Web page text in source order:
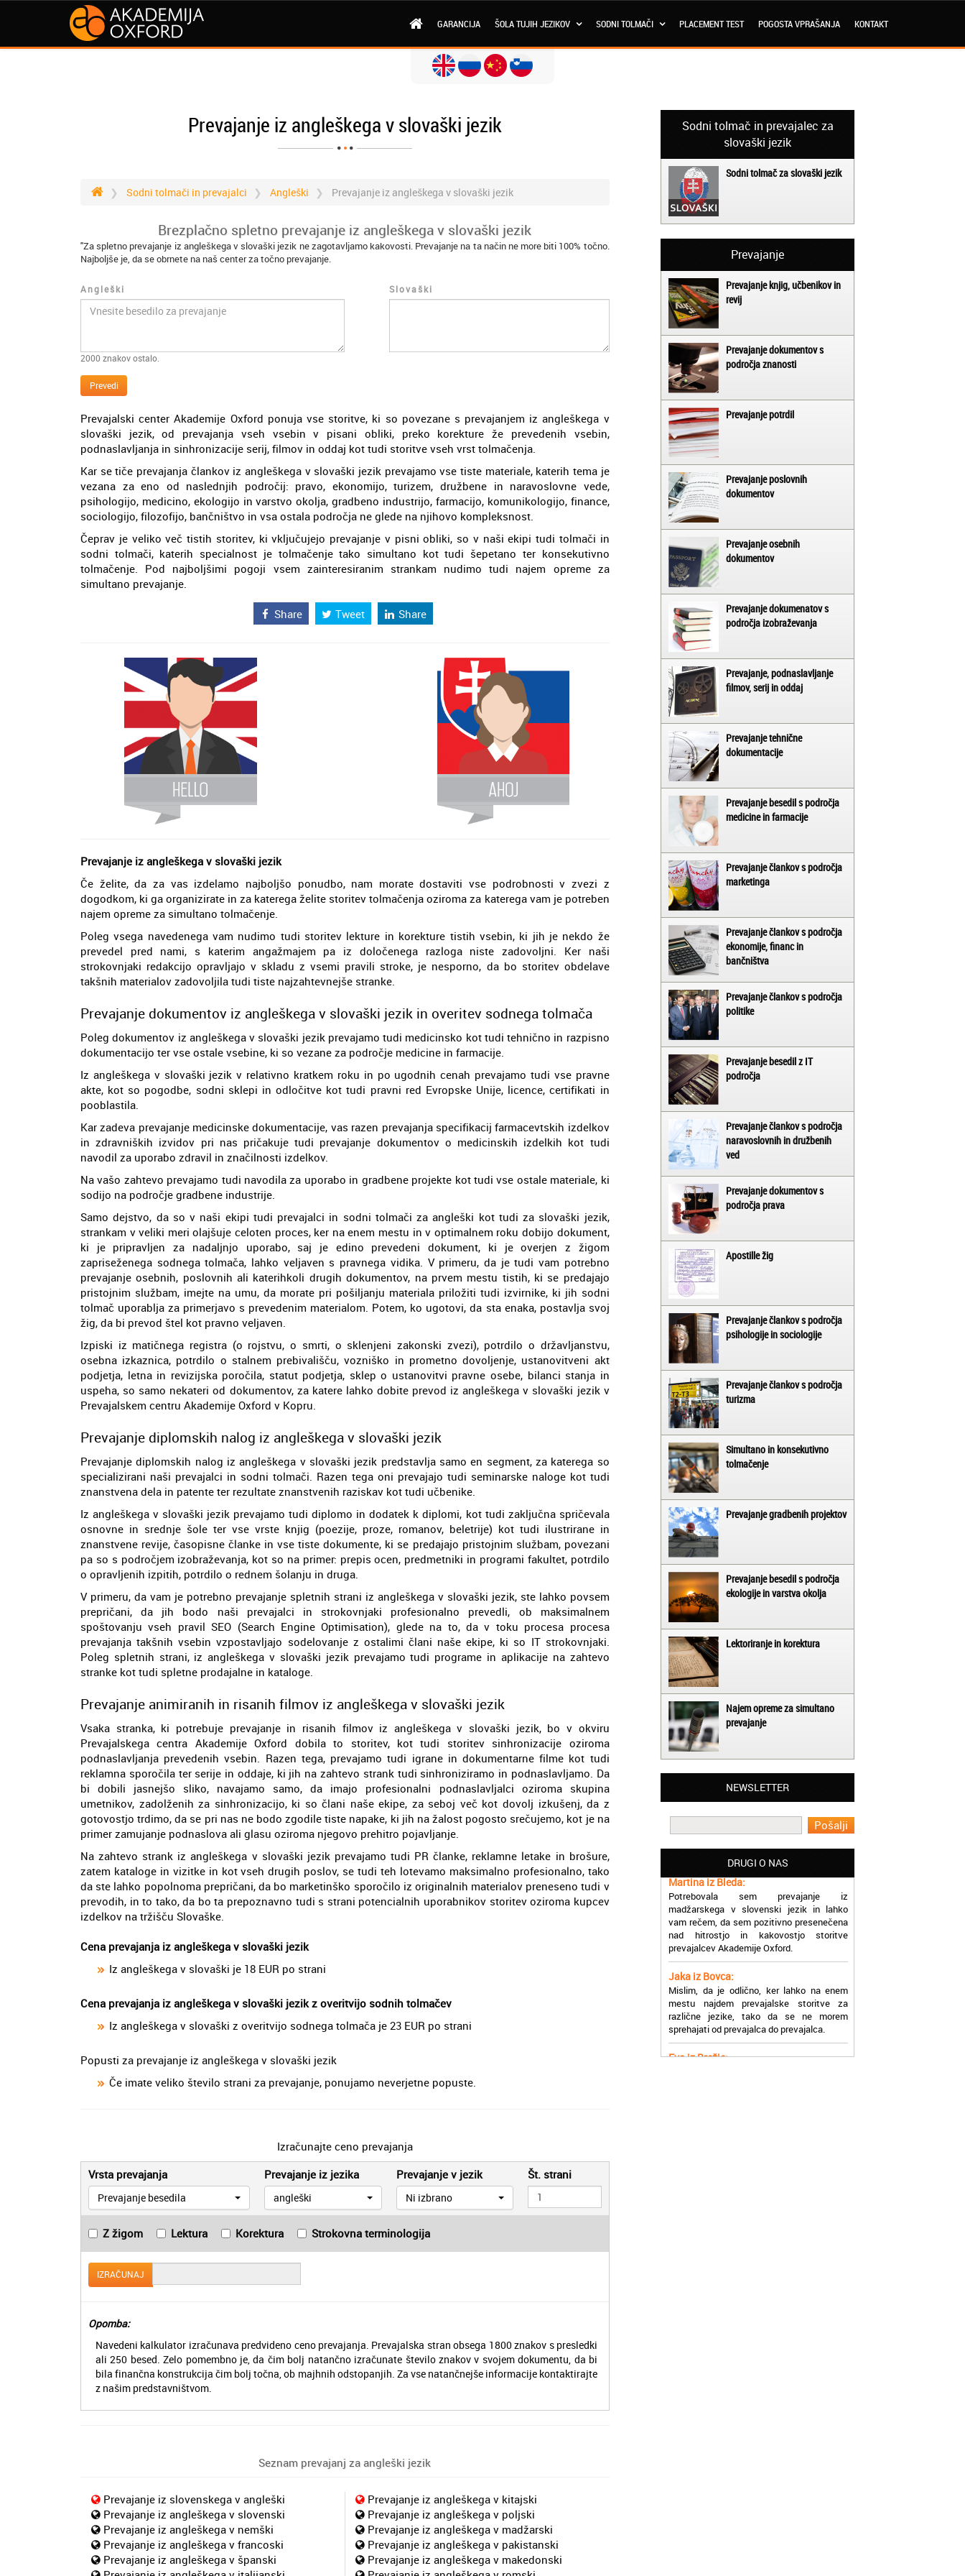
GARANCIJA ŠOLA TUJIH JEZIKOV SODNI TOLMAČI PLACEMENT TEST POGOSTA VPRAŠANJA KONTAKT
Prevajanje iz angleškega v slovaški jezik
Sodni tolmači in prevajalci Angleški Prevajanje iz angleškega v slovaški jezik
Brezplačno spletno prevajanje iz angleškega v slovaški jezik
"Za spletno prevajanje iz angleškega v slovaški jezik ne zagotavljamo kakovosti. Prevajanje na ta način ne more biti 100% točno.
Najboljše je, da se obrnete na naš center za točno prevajanje.
Angleški
2000 znakov ostalo.
Slovaški
Prevedi
Prevajalski center Akademije Oxford ponuja vse storitve, ki so povezane s prevajanjem iz angleškega v
slovaški jezik, od prevajanja vseh vsebin v pisani obliki, preko korekture že prevedenih vsebin,
podnaslavljanja in sinhronizacije serij, filmov in oddaj kot tudi storitve vseh vrst tolmačenja.
Kar se tiče prevajanja člankov iz angleškega v slovaški jezik prevajamo vse tiste materiale, katerih tema je
vezana za eno od naslednjih področij: pravo, ekonomijo, turizem, družbene in naravoslovne vede,
psihologijo, medicino, ekologijo in varstvo okolja, gradbeno industrijo, farmacijo, komunikologijo, finance,
sociologijo, filozofijo, bančništvo in vsa ostala področja ne glede na njihovo kompleksnost.
Čeprav je veliko več tistih storitev, ki vključujejo prevajanje v pisni obliki, so v naši ekipi tudi tolmači in
sodni tolmači, katerih specialnost je tolmačenje tako simultano kot tudi šepetano ter konsekutivno
tolmačenje. Pod najboljšimi pogoji vsem zainteresiranim strankam nudimo tudi najem opreme za
simultano prevajanje.
Share Tweet Share
Prevajanje iz angleškega v slovaški jezik
Če želite, da za vas izdelamo najboljšo ponudbo, nam morate dostaviti vse podrobnosti v zvezi z
dogodkom, ki ga organizirate in za katerega želite storitev tolmačenja oziroma za katerega vam je potreben
najem opreme za simultano tolmačenje.
Poleg vsega navedenega vam nudimo tudi storitev lekture in korekture tistih vsebin, ki jih je nekdo že
prevedel pred nami, s katerim angažmajem pa iz določenega razloga niste zadovoljni. Ker naši
strokovnjaki redakcijo opravljajo v skladu z vsemi pravili stroke, je nesporno, da bo storitev obdelave
takšnih materialov zadovoljila tudi tiste najzahtevnejše stranke.
Prevajanje dokumentov iz angleškega v slovaški jezik in overitev sodnega tolmača
Poleg dokumentov iz angleškega v slovaški jezik prevajamo tudi medicinsko kot tudi tehnično in razpisno
dokumentacijo ter vse ostale vsebine, ki so vezane za področje medicine in farmacije.
Iz angleškega v slovaški jezik v relativno kratkem roku in po ugodnih cenah prevajamo tudi vse pravne
akte, kot so pogodbe, sodni sklepi in odločitve kot tudi pravni red Evropske Unije, licence, certifikati in
pooblastila.
Kar zadeva prevajanje medicinske dokumentacije, vas razen prevajanja specifikacij farmacevtskih izdelkov
in zdravniških izvidov pri nas pričakuje tudi prevajanje dokumentov o medicinskih izdelkih kot tudi
navodil za uporabo zdravil in značilnosti izdelkov.
Na vašo zahtevo prevajamo tudi navodila za uporabo in gradbene projekte kot tudi vse ostale materiale, ki
sodijo na področje gradbene industrije.
Samo dejstvo, da so v naši ekipi tudi prevajalci in sodni tolmači za angleški kot tudi za slovaški jezik,
strankam v veliki meri olajšuje celoten proces, ker na enem mestu in v optimalnem roku dobijo dokument,
ki je pripravljen za nadaljnjo uporabo, saj je edino prevedeni dokument, ki je overjen z žigom
zapriseženega sodnega tolmača, lahko veljaven s pravnega vidika. V primeru, da je tudi vam potrebno
prevajanje osebnih, poslovnih ali katerihkoli drugih dokumentov, na prvem mestu tistih, ki se predajajo
pristojnim službam, imejte na umu, da morate pri pošiljanju materiala priložiti tudi izvirnike, ki jih sodni
tolmač uporablja za primerjavo s prevedenim materialom. Potem, ko ugotovi, da sta enaka, postavlja svoj
žig, da bi prevod štel kot pravno veljaven.
Izpiski iz matičnega registra (o rojstvu, o smrti, o sklenjeni zakonski zvezi), potrdilo o državljanstvu,
osebna izkaznica, potrdilo o stalnem prebivališču, vozniško in prometno dovoljenje, ustanovitveni akt
podjetja, letna in revizijska poročila, statut podjetja, sklep o ustanovitvi pravne osebe, bilanci stanja in
uspeha, so samo nekateri od dokumentov, za katere lahko dobite prevod iz angleškega v slovaški jezik v
Prevajalskem centru Akademije Oxford v Kopru.
Prevajanje diplomskih nalog iz angleškega v slovaški jezik
Prevajanje diplomskih nalog iz angleškega v slovaški jezik predstavlja samo en segment, za katerega so
specializirani naši prevajalci in sodni tolmači. Razen tega oni prevajajo tudi seminarske naloge kot tudi
znanstvena dela in patente ter rezultate znanstvenih raziskav kot tudi učbenike.
Iz angleškega v slovaški jezik prevajamo tudi diplomo in dodatek k diplomi, kot tudi zaključna spričevala
osnovne in srednje šole ter vse vrste knjig (poezije, proze, romanov, beletrije) kot tudi ilustrirane in
znanstvene revije, časopisne članke in vse tiste dokumente, ki se predajajo pristojnim službam, povezani
pa so s področjem izobraževanja, kot so na primer: prepis ocen, predmetniki in programi fakultet, potrdilo
o opravljenih izpitih, potrdilo o rednem šolanju in druga.
V primeru, da vam je potrebno prevajanje spletnih strani iz angleškega v slovaški jezik, ste lahko povsem
prepričani, da jih bodo naši prevajalci in strokovnjaki profesionalno prevedli, ob maksimalnem
spoštovanju vseh pravil SEO (Search Engine Optimisation), glede na to, da v toku procesa procesa
prevajanja takšnih vsebin vzpostavljajo sodelovanje z ostalimi člani naše ekipe, ki so IT strokovnjaki.
Poleg spletnih strani, iz angleškega v slovaški jezik prevajamo tudi programe in aplikacije na zahtevo
stranke kot tudi spletne prodajalne in kataloge.
Prevajanje animiranih in risanih filmov iz angleškega v slovaški jezik
Vsaka stranka, ki potrebuje prevajanje in risanih filmov iz angleškega v slovaški jezik, bo v okviru
Prevajalskega centra Akademije Oxford dobila to storitev, kot tudi storitev sinhronizacije oziroma
podnaslavljanja prevedenih vsebin. Razen tega, prevajamo tudi igrane in dokumentarne filme kot tudi
reklamna sporočila ter serije in oddaje, ki jih na zahtevo strank tudi sinhroniziramo in podnaslavljamo. Da
bi dobili jasnejšo sliko, navajamo samo, da imajo profesionalni podnaslavljalci oziroma skupina
umetnikov, zadolženih za sinhronizacijo, ki so člani naše ekipe, za seboj več kot dovolj izkušenj, da z
gotovostjo trdimo, da se pri nas ne bodo zgodile tiste napake, ki jih na žalost pogosto srečujemo, kot je na
primer zamujanje podnaslova ali glasu oziroma njegovo prehitro pojavljanje.
Na zahtevo strank iz angleškega v slovaški jezik prevajamo tudi PR članke, reklamne letake in brošure,
zatem kataloge in vizitke in kot vseh drugih poslov, se tudi teh lotevamo maksimalno profesionalno, tako
da ste lahko popolnoma prepričani, da bo marketinško sporočilo iz originalnih materialov preneseno tudi v
prevodih, in to tako, da bo ta prepoznavno tudi s strani potencialnih uporabnikov storitev oziroma kupcev
izdelkov na tržišču Slovaške.
Cena prevajanja iz angleškega v slovaški jezik
Iz angleškega v slovaški je 18 EUR po strani
Cena prevajanja iz angleškega v slovaški jezik z overitvijo sodnih tolmačev
Iz angleškega v slovaški z overitvijo sodnega tolmača je 23 EUR po strani
Popusti za prevajanje iz angleškega v slovaški jezik
Če imate veliko število strani za prevajanje, ponujamo neverjetne popuste.
Izračunajte ceno prevajanja
Vrsta prevajanja
Prevajanje besedila
Prevajanje iz jezika
angleški
Prevajanje v jezik
Ni izbrano
Št. strani
Z žigom Lektura Korektura Strokovna terminologija
IZRAČUNAJ
Opomba:
Navedeni kalkulator izračunava predvideno ceno prevajanja. Prevajalska stran obsega 1800 znakov s presledki
ali 250 besed. Zelo pomembno je, da čim bolj natančno izračunate število znakov v svojem dokumentu, da bi
bila finančna konstrukcija čim bolj točna, ob majhnih odstopanjih. Za vse natančnejše informacije kontaktirajte
z našim predstavništvom.
Seznam prevajanj za angleški jezik
Prevajanje iz slovenskega v angleški
Prevajanje iz angleškega v slovenski
Prevajanje iz angleškega v nemški
Prevajanje iz angleškega v francoski
Prevajanje iz angleškega v španski
Prevajanje iz angleškega v kitajski
Prevajanje iz angleškega v poljski
Prevajanje iz angleškega v madžarski
Prevajanje iz angleškega v pakistanski
Prevajanje iz angleškega v makedonski
Sodni tolmač in prevajalec za
slovaški jezik
Sodni tolmač za slovaški jezik
Prevajanje
Prevajanje knjig, učbenikov in
revij
Prevajanje dokumentov s
področja znanosti
Prevajanje potrdil
Prevajanje poslovnih
dokumentov
Prevajanje osebnih
dokumentov
Prevajanje dokumenatov s
področja izobraževanja
Prevajanje, podnaslavljanje
filmov, serij in oddaj
Prevajanje tehnične
dokumentacije
Prevajanje besedil s področja
medicine in farmacije
Prevajanje člankov s področja
marketinga
Prevajanje člankov s področja
ekonomije, financ in
bančništva
Prevajanje člankov s področja
politike
Prevajanje besedil z IT
področja
Prevajanje člankov s področja
naravoslovnih in družbenih
ved
Prevajanje dokumentov s
področja prava
Apostille žig
Prevajanje člankov s področja
psihologije in sociologije
Prevajanje člankov s področja
turizma
Simultano in konsekutivno
tolmačenje
Prevajanje gradbenih projektov
Prevajanje besedil s področja
ekologije in varstva okolja
Lektoriranje in korektura
Najem opreme za simultano
prevajanje
NEWSLETTER
DRUGI O NAS
Matjaž iz Ajdovščine:
Lahko pohvalim vse zaposlene v Akademiji
prevajalske storitve opravljajo hitro in
učinkoviti.
Martina iz Bleda:
Potrebovala sem prevajanje iz
madžarskega v slovenski jezik in lahko
vam rečem, da sem pozitivno presenečena
nad hitrostjo in kakovostjo storitve
prevajalcev Akademije Oxford.
Jaka iz Bovca:
Mislim, da je odlično, ker lahko na enem
mestu najdem prevajalske storitve za
različne jezike, tako da se ne morem
sprehajati od prevajalca do prevajalca.
Eva iz Brežic:
Nujno sem potrebovala prevod v francoski